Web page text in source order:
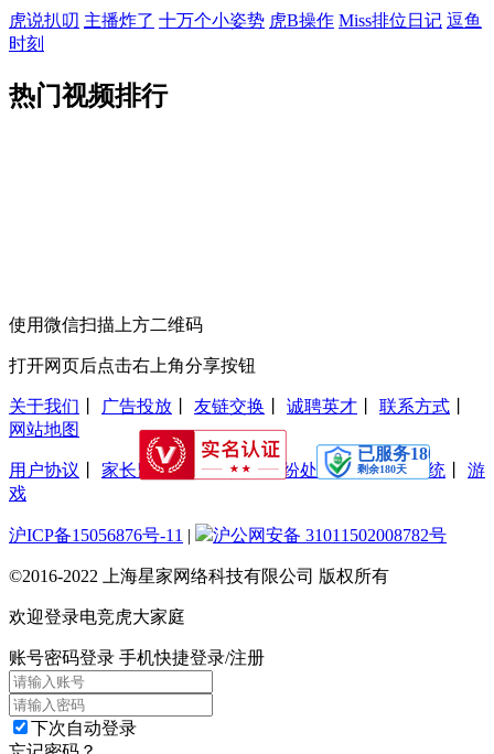
虎说扒叨 主播炸了 十万个小姿势 虎B操作 Miss排位日记 逗鱼
时刻
热门视频排行
使用微信扫描上方二维码
打开网页后点击右上角分享按钮
关于我们 广告投放 友链交换 诚聘英才 联系方式
网站地图
用户协议 家长监护工程丨 交易纠纷处理丨 防沉迷系统
游
戏
沪ICP备15056876号-11 | 沪公网安备 31011502008782号
©2016-2022 上海星家网络科技有限公司 版权所有
欢迎登录电竞虎大家庭
账号密码登录 手机快捷登录/注册
下次自动登录